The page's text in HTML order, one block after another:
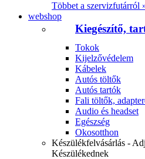
Többet a szervizfutárról
webshop
Kiegészítő,
Tokok
Kijelzővédelem
Kábelek
Autós töltők
Autós tartók
Fali töltők,
Audio és headset
Egészség
Okosotthon
Készülékfelvásárlás -
Készülékednek